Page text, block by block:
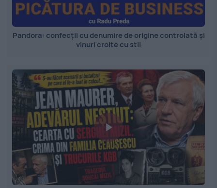
Pandora: confecții cu denumire de origine controlată și
vinuri croite cu stil